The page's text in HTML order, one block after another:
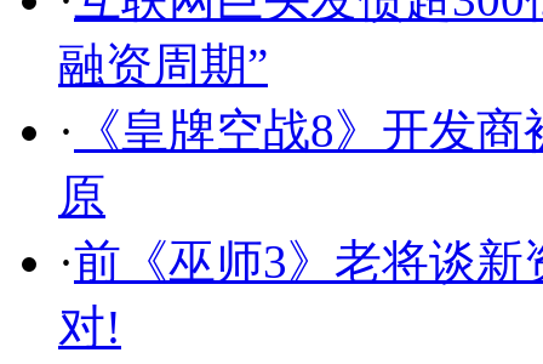
融资周期”
· 《皇牌空战8》开发
原
·前《巫师3》老将谈
对!